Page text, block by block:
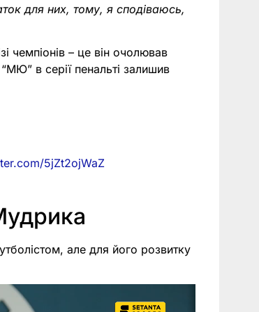
для них, тому, я сподіваюсь,
чемпіонів – це він очолював
в серії пенальті залишив
5jZt2ojWaZ
але для його розвитку